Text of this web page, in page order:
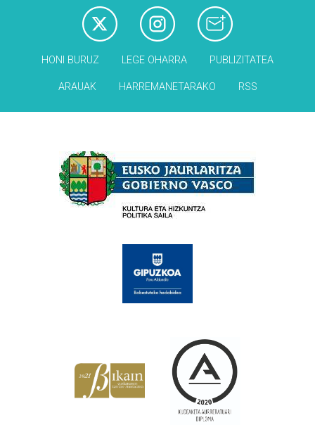
HONI BURUZ LEGE OHARRA PUBLIZITATEA
ARAUAK HARREMANETARAKO RSS